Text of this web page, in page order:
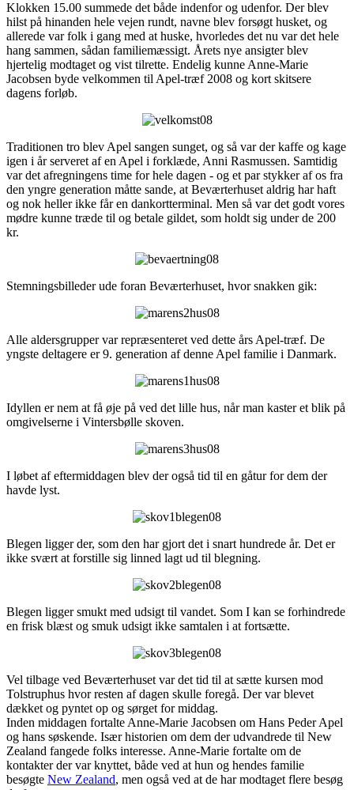
Klokken 15.00 summede det både indenfor og udenfor. Der blev
hilst på hinanden hele vejen rundt, navne blev forsøgt husket, og
allerede var folk i gang med at huske, hvorledes det nu var det hele
hang sammen, sådan familiemæssigt. Årets nye ansigter blev
hjertelig modtaget og vist tilrette. Endelig kunne Anne-Marie
Jacobsen byde velkommen til Apel-træf 2008 og kort skitsere
dagens forløb.
Traditionen tro blev Apel sangen sunget, og så var der kaffe og kage
igen i år serveret af en Apel i forklæde, Anni Rasmussen. Samtidig
var det afregningens time for hele dagen - og et par stykker af os fra
den yngre generation måtte sande, at Beværterhuset aldrig har haft
og nok heller ikke får en dankortterminal. Men så var det godt vores
mødre kunne træde til og betale gildet, som holdt sig under de 200
kr.
Stemningsbilleder ude foran Beværterhuset, hvor snakken gik:
Alle aldersgrupper var repræsenteret ved dette års Apel-træf. De
yngste deltagere er 9. generation af denne Apel familie i Danmark.
Idyllen er nem at få øje på ved det lille hus, når man kaster et blik på
omgivelserne i Vintersbølle skoven.
I løbet af eftermiddagen blev der også tid til en gåtur for dem der
havde lyst.
Blegen ligger der, som den har gjort det i snart hundrede år. Det er
ikke svært at forstille sig linned lagt ud til blegning.
Blegen ligger smukt med udsigt til vandet. Som I kan se forhindrede
en frisk blæst og smuk udsigt ikke samtalen i at fortsætte.
Vel tilbage ved Beværterhuset var det tid til at sætte kursen mod
Tolstruphus hvor resten af dagen skulle foregå. Der var blevet
dækket og pyntet op og sørget for middag.
Inden middagen fortalte Anne-Marie Jacobsen om Hans Peder Apel
og hans søskende. Især historien om dem der udvandrede til New
Zealand fangede folks interesse. Anne-Marie fortalte om de
kontakter der var knyttet, både ved at hun og hendes familie
besøgte New Zealand, men også ved at de har modtaget flere besøg